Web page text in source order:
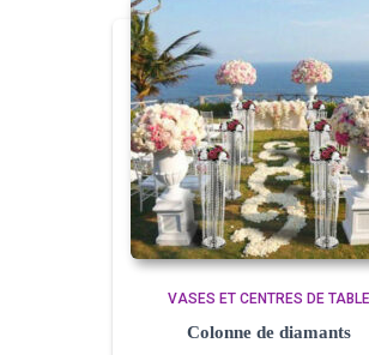
VASES ET CENTRES DE TABLE
Colonne de diamants